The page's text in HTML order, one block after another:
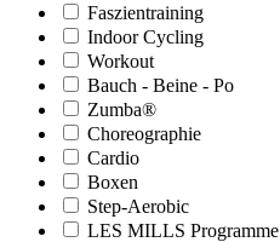
Faszientraining
Indoor Cycling
Workout
Bauch - Beine - Po
Zumba®
Choreographie
Cardio
Boxen
Step-Aerobic
LES MILLS Programme